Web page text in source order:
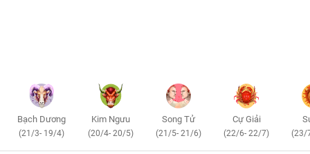
Bạch Dương
(21/3- 19/4)
Kim Ngưu
(20/4- 20/5)
Song Tử
(21/5- 21/6)
Cự Giải
(22/6- 22/7) (23/